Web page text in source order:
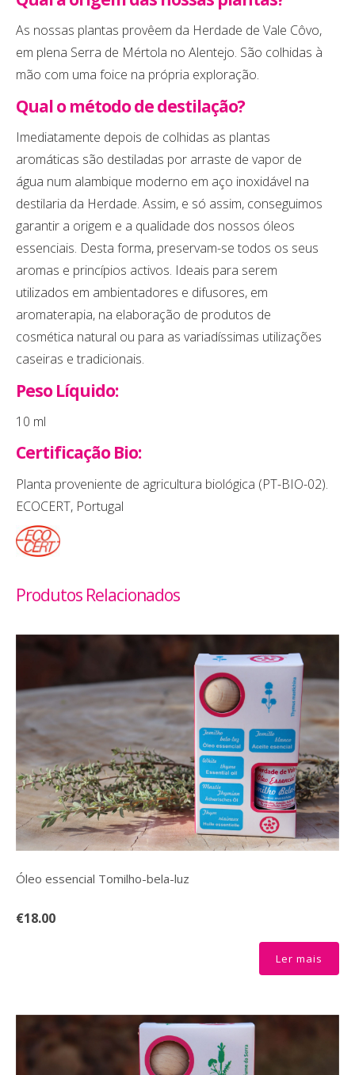
As nossas plantas provêem da Herdade de Vale Côvo,
em plena Serra de Mértola no Alentejo. São colhidas à
mão com uma foice na própria exploração.
Qual o método de destilação?
Imediatamente depois de colhidas as plantas
aromáticas são destiladas por arraste de vapor de
água num alambique moderno em aço inoxidável na
destilaria da Herdade. Assim, e só assim, conseguimos
garantir a origem e a qualidade dos nossos óleos
essenciais. Desta forma, preservam-se todos os seus
aromas e princípios activos. Ideais para serem
utilizados em ambientadores e difusores, em
aromaterapia, na elaboração de produtos de
cosmética natural ou para as variadíssimas utilizações
caseiras e tradicionais.
Peso Líquido:
10 ml
Certificação Bio:
Planta proveniente de agricultura biológica (PT-BIO-02).
ECOCERT, Portugal
Produtos Relacionados
Óleo essencial Tomilho-bela-luz
€18.00
Ler mais